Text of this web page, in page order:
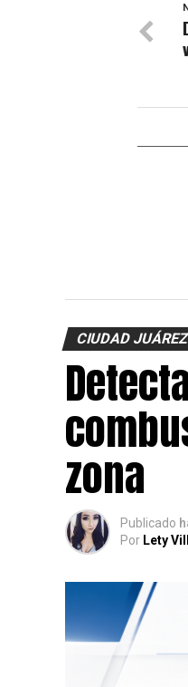
CIUDAD JUÁREZ
zona
Publicado
Por Lety